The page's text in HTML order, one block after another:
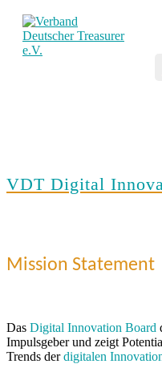
VDT Digital
Mission Statement
Das Digital Innovation Board
Impulsgeber und zeigt
Trends derdigitalen